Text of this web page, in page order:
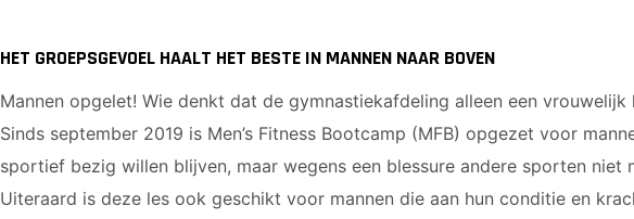
HET GROEPSGEVOEL HAALT HET BESTE IN MANNEN NAAR BOVEN
Mannen opgelet! Wie denkt dat de gymnastiekafdeling alleen een
Sinds september 2019 is Men’s Fitness Bootcamp (MFB) opgezet voor
sportief bezig willen blijven, maar wegens een blessure andere sporten niet
Uiteraard is deze les ook geschikt voor mannen die aan hun conditie en